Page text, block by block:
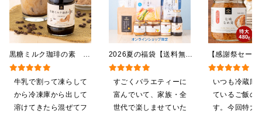
【感謝祭セー
茸 480g（特
屋礒五郎の七
り）
いつも冷蔵庫
ているご飯の
す。今回特大
2026夏の福袋【送料無
料】【オンライン限定】
【ポイントキャンペーン実
施中】【のし・ラッピン
グ・化粧箱詰め不可】
すごくバラエティーに
富んでいて、家族・全
世代で楽しませていた
黒糖ミルク珈琲の素
275ml （ドリンクベース／
希釈タイプ）
牛乳で割って凍らして
から冷凍庫から出して
溶けてきたら混ぜてフ